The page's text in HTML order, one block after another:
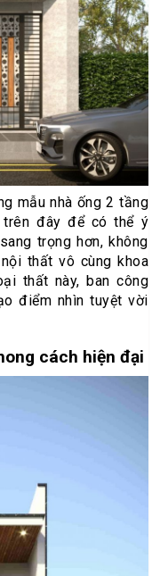
mẫu nhà ống 2 tầng
trên đây để có thể ý
trọng hơn, không
thất vô cùng khoa
thất này, ban công
điểm nhìn tuyệt vời
cách hiện đại